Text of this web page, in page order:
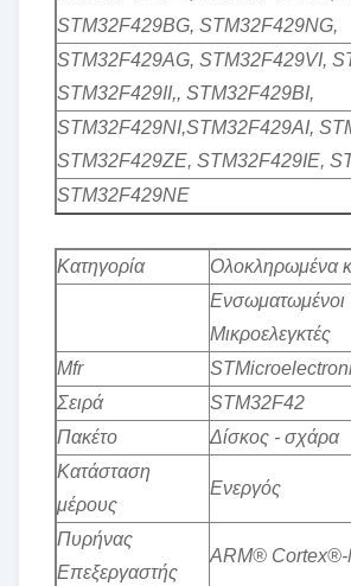
STM32F429BG, STM32F429NG,
STM32F429AG, STM32F429VI,
STM32F429II,, STM32F429BI,
STM32F429NI,STM32F429AI,
STM32F429ZE, STM32F429IE,
STM32F429NE
Κατηγορία
Ολοκληρωμένα
Ενσωματωμένοι
Μικροελεγκτές
Mfr
Σειρά
STM32F42
Πακέτο
Δίσκος - σχάρα
Κατάσταση
μέρους
Ενεργός
Πυρήνας
Επεξεργαστής
ARM® Cortex®-